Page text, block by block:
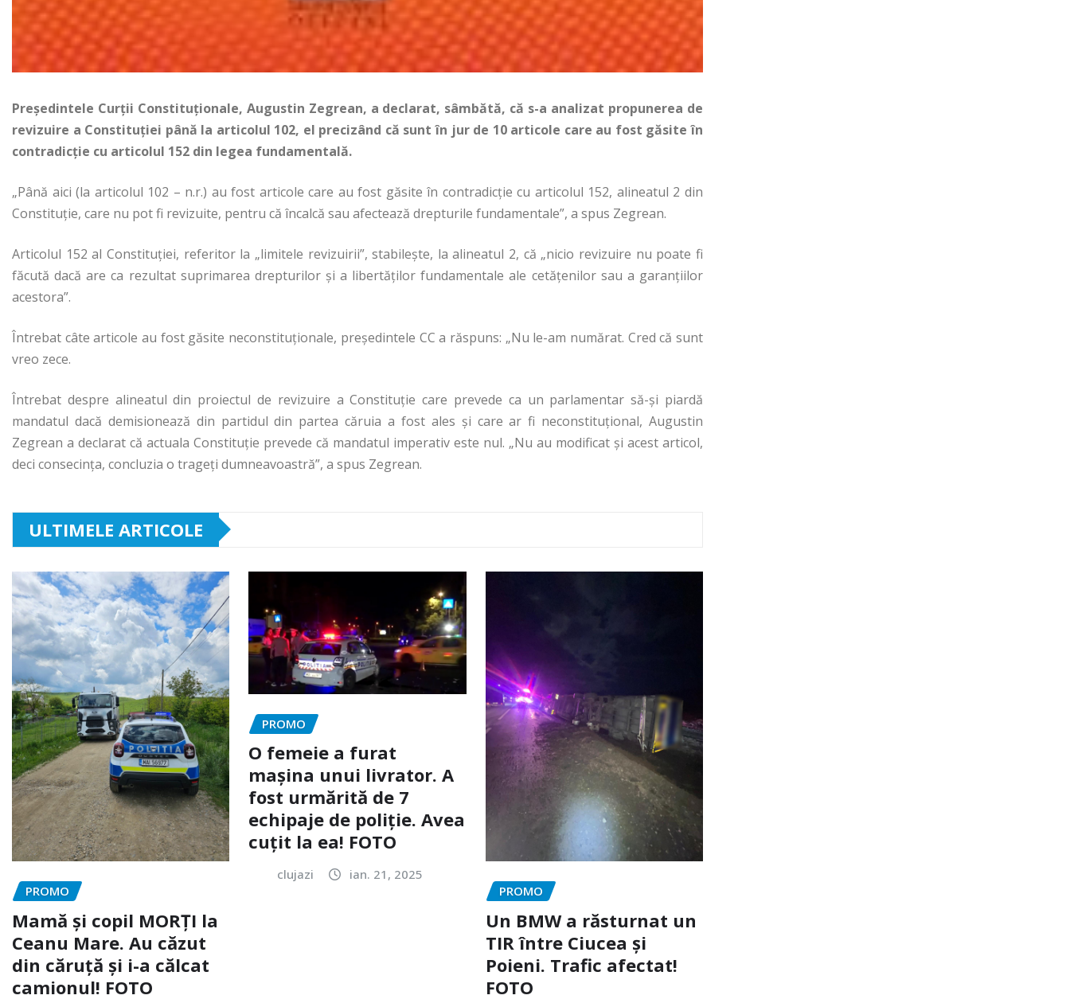
Preşedintele Curţii Constituţionale, Augustin Zegrean, a declarat, sâmbătă, că s-a analizat propunerea de
revizuire a Constituţiei până la articolul 102, el precizând că sunt în jur de 10 articole care au fost găsite în
contradicţie cu articolul 152 din legea fundamentală.
„Până aici (la articolul 102 – n.r.) au fost articole care au fost găsite în contradicţie cu articolul 152, alineatul 2 din
Constituţie, care nu pot fi revizuite, pentru că încalcă sau afectează drepturile fundamentale”, a spus Zegrean.
Articolul 152 al Constituţiei, referitor la „limitele revizuirii”, stabileşte, la alineatul 2, că „nicio revizuire nu poate fi
făcută dacă are ca rezultat suprimarea drepturilor şi a libertăţilor fundamentale ale cetăţenilor sau a garanţiilor
acestora”.
Întrebat câte articole au fost găsite neconstituţionale, preşedintele CC a răspuns: „Nu le-am numărat. Cred că sunt
vreo zece.
Întrebat despre alineatul din proiectul de revizuire a Constituţie care prevede ca un parlamentar să-şi piardă
mandatul dacă demisionează din partidul din partea căruia a fost ales şi care ar fi neconstituţional, Augustin
Zegrean a declarat că actuala Constituţie prevede că mandatul imperativ este nul. „Nu au modificat şi acest articol,
deci consecinţa, concluzia o trageţi dumneavoastră”, a spus Zegrean.
ULTIMELE ARTICOLE
PROMO
Mamă și copil MORȚI la
Ceanu Mare. Au căzut
din căruță și i-a călcat
camionul! FOTO
PROMO
O femeie a furat
mașina unui livrator. A
fost urmărită de 7
echipaje de poliție. Avea
cuțit la ea! FOTO
clujazi
ian. 21, 2025
PROMO
Un BMW a răsturnat un
TIR între Ciucea și
Poieni. Trafic afectat!
FOTO